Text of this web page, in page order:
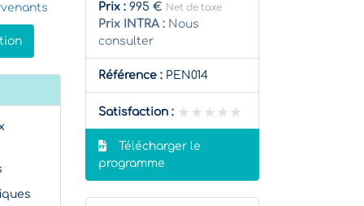
Prix : 995 € Net de taxe
Prix INTRA : Nous
consulter
Référence : PEN014
Satisfaction : ★★★★★
★★★★★
Télécharger le
programme